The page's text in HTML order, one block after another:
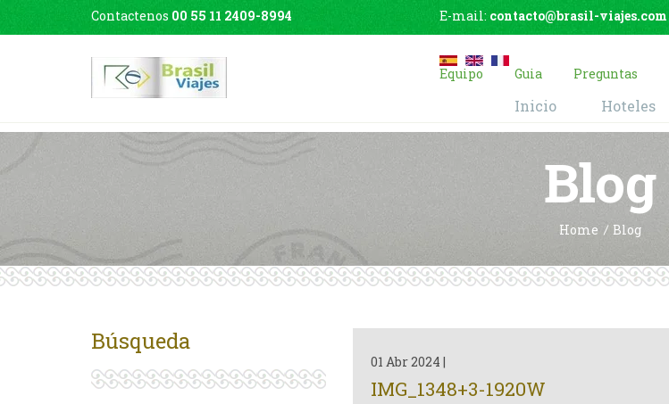
Contactenos 00 55 11 2409-8994 E-mail: contacto@brasil-viajes.com
Equipo Guia Preguntas
Inicio Hoteles
Blog
Home Blog
Búsqueda
01 Abr 2024 |
IMG_1348+3-1920W